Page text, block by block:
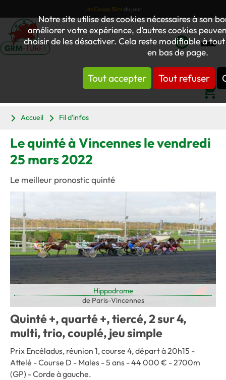
Notre site utilise des cookies nécessaires à son
améliorer votre expérience, d’autres cookies
choisir de les désactiver. Cela reste modifiable à
en bas de page.
Tout accepter Tout refuser
Les Coups Sûrs du jour
Mon
Panier
Accueil
Fil d'infos
Le quinté à Vincennes le vendredi
25 mars 2022
Le meilleur pronostic quinté
Hippodrome
de Paris-Vincennes
Quinté +, quarté +, tiercé, 2 sur 4,
multi, trio, couplé, jeu simple
Prix Encéladus, réunion 1, course 4, départ à 20h15 -
Attelé - Course D - Males - 5 ans - 44 000 € - 2700m
(GP) - Corde à gauche.